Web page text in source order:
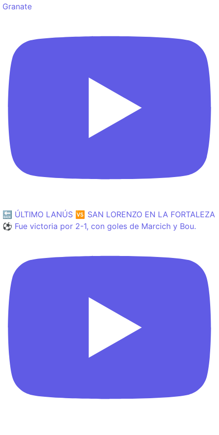
Granate
🔙 ÚLTIMO LANÚS 🆚 SAN LORENZO EN LA FORTALEZA
⚽️ Fue victoria por 2-1, con goles de Marcich y Bou.